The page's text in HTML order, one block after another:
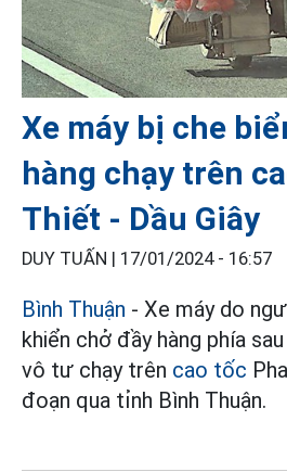
Xe máy bị che
hàng chạy trên
Thiết - Dầu Giây
DUY TUẤN | 17/01/2024 - 16:57
Bình Thuận - Xe máy do
khiển chở đầy hàng phía
vô tư chạy trên cao tốc
đoạn qua tỉnh Bình Thuận.